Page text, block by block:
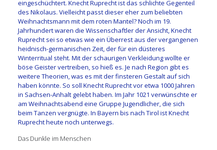
eingeschüchtert. Knecht Ruprecht ist das schlichte Gegenteil
des Nikolaus. Vielleicht passt dieser eher zum beliebten
Weihnachtsmann mit dem roten Mantel? Noch im 19.
Jahrhundert waren die Wissenschaftler der Ansicht, Knecht
Ruprecht sei so etwas wie ein Überrest aus der vergangenen
heidnisch-germanischen Zeit, der für ein düsteres
Winterritual steht. Mit der schaurigen Verkleidung wollte er
böse Geister vertreiben, so hieß es. Je nach Region gibt es
weitere Theorien, was es mit der finsteren Gestalt auf sich
haben könnte. So soll Knecht Ruprecht vor etwa 1000 Jahren
in Sachsen-Anhalt gelebt haben. Im Jahr 1021 verwünschte er
am Weihnachtsabend eine Gruppe Jugendlicher, die sich
beim Tanzen vergnügte. In Bayern bis nach Tirol ist Knecht
Ruprecht heute noch unterwegs.
Das Dunkle im Menschen